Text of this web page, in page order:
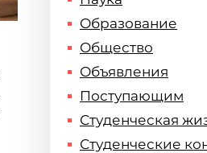
Образование
Общество
Объявления
Поступающим
Студенческая
Студенческие